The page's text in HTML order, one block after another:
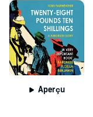
Aperçu